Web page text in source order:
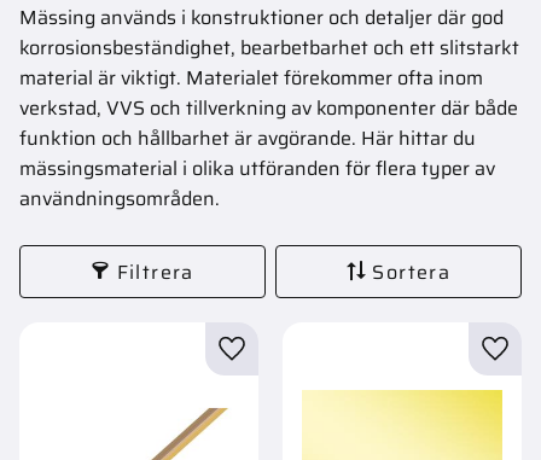
Mässing används i konstruktioner och detaljer där god
korrosionsbeständighet, bearbetbarhet och ett slitstarkt
material är viktigt. Materialet förekommer ofta inom
verkstad, VVS och tillverkning av komponenter där både
funktion och hållbarhet är avgörande. Här hittar du
mässingsmaterial i olika utföranden för flera typer av
användningsområden.
Filtrera Sortera
Lägg till i favoriter